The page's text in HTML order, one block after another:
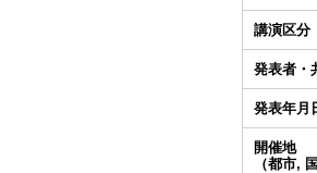
講演区分
発表者・
発表年月
開催地
（都市,